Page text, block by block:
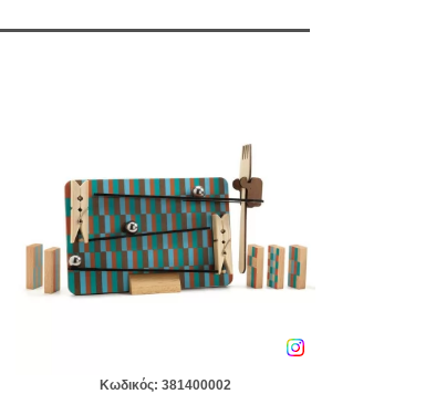
Κωδικός: 381400002